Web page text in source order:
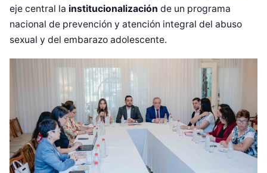
eje central la institucionalización de un programa
nacional de prevención y atención integral del abuso
sexual y del embarazo adolescente.